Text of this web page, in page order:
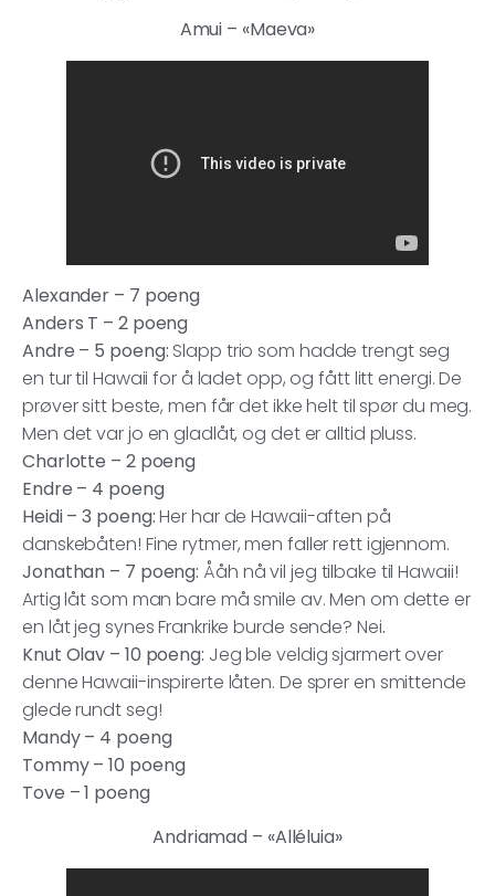
Amui – «Maeva»
Alexander – 7 poeng
Anders T – 2 poeng
Andre – 5 poeng: Slapp trio som hadde trengt seg
en tur til Hawaii for å ladet opp, og fått litt energi. De
prøver sitt beste, men får det ikke helt til spør du meg.
Men det var jo en gladlåt, og det er alltid pluss.
Charlotte – 2 poeng
Endre – 4 poeng
Heidi – 3 poeng:Her har de Hawaii-aften på
danskebåten! Fine rytmer, men faller rett igjennom.
Jonathan – 7 poeng: Ååh nå vil jeg tilbake til Hawaii!
Artig låt som man bare må smile av. Men om dette er
en låt jeg synes Frankrike burde sende? Nei.
Knut Olav – 10 poeng: Jeg ble veldig sjarmert over
denne Hawaii-inspirerte låten. De sprer en smittende
glede rundt seg!
Mandy – 4 poeng
Tommy – 10 poeng
Tove –1 poeng
Andriamad – «Alléluia»